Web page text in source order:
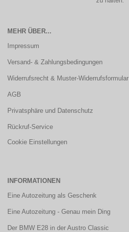
MEHR ÜBER...
Impressum
Versand- & Zahlungsbedingungen
Widerrufsrecht & Muster-Widerrufsformular
AGB
Privatsphäre und Datenschutz
Rückruf-Service
Cookie Einstellungen
INFORMATIONEN
Eine Autozeitung als Geschenk
Eine Autozeitung - Genau mein Ding
Der BMW E28 in der Austro Classic